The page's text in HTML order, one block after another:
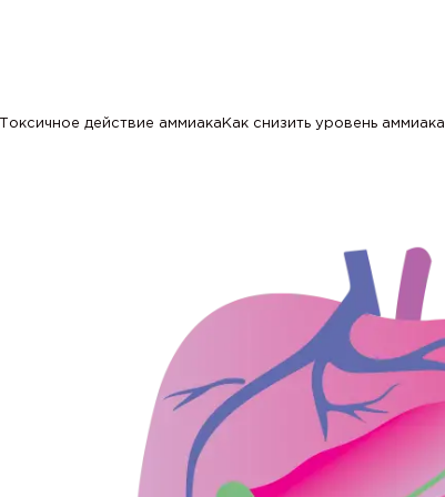
Токсичное действие аммиака Как снизить уровень аммиака